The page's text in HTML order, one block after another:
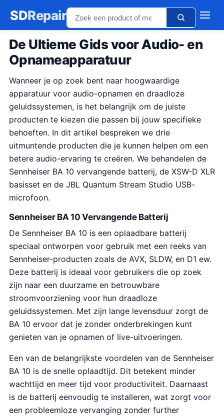
SDRepair
De Ultieme Gids voor Audio- en
Opnameapparatuur
Wanneer je op zoek bent naar hoogwaardige
apparatuur voor audio-opnamen en draadloze
geluidssystemen, is het belangrijk om de juiste
producten te kiezen die passen bij jouw specifieke
behoeften. In dit artikel bespreken we drie
uitmuntende producten die je kunnen helpen om een
betere audio-ervaring te creëren. We behandelen de
Sennheiser BA 10 vervangende batterij, de XSW-D XLR
basisset en de JBL Quantum Stream Studio USB-
microfoon.
Sennheiser BA 10 Vervangende Batterij
De Sennheiser BA 10 is een oplaadbare batterij
speciaal ontworpen voor gebruik met een reeks van
Sennheiser-producten zoals de AVX, SLDW, en D1 ew.
Deze batterij is ideaal voor gebruikers die op zoek
zijn naar een duurzame en betrouwbare
stroomvoorziening voor hun draadloze
geluidssystemen. Met zijn lange levensduur zorgt de
BA 10 ervoor dat je zonder onderbrekingen kunt
genieten van je opnamen of live-uitvoeringen.
Een van de belangrijkste voordelen van de Sennheiser
BA 10 is de snelle oplaadtijd. Dit betekent minder
wachttijd en meer tijd voor productiviteit. Daarnaast
is de batterij eenvoudig te installeren, wat zorgt voor
een probleemloze vervanging zonder further